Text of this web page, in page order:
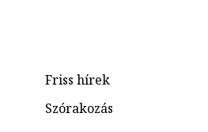
Friss hírek
Szórakozás